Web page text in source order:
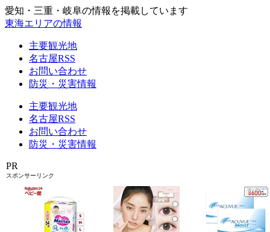
愛知・三重・岐阜の情報を掲載しています
東海エリアの情報
主要観光地
名古屋RSS
お問い合わせ
防災・災害情報
主要観光地
名古屋RSS
お問い合わせ
防災・災害情報
PR
スポンサーリンク